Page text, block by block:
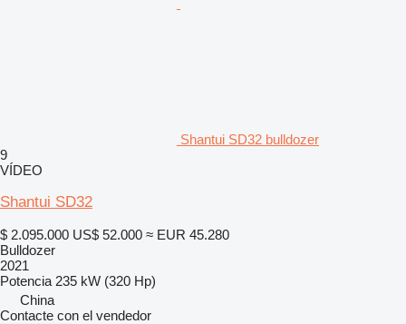
Shantui SD32 bulldozer
9
VÍDEO
Shantui SD32
$ 2.095.000 US$ 52.000 ≈ EUR 45.280
Bulldozer
2021
Potencia 235 kW (320 Hp)
China
Contacte con el vendedor